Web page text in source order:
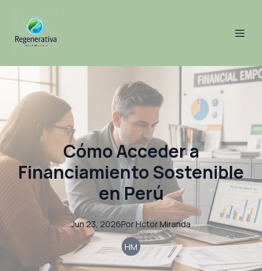
Cómo Acceder a
Financiamiento Sostenible
en Perú
Jun 23, 2026PorHctorMiranda
HM